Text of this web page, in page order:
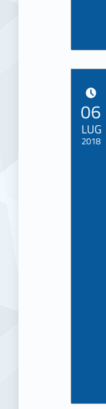
06
LUG
2018